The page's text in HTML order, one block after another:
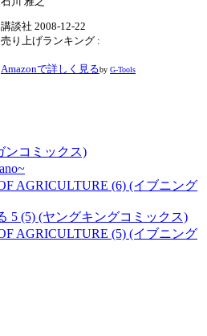
講談社 2008-12-22
売り上げランキング :
Amazonで詳しく見るby G-Tools